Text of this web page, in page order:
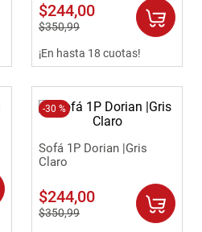
$244,00
$350,99
¡En hasta 18 cuotas!
-30 %
Sofá 1P Dorian |Gris
Claro
$244,00
$350,99